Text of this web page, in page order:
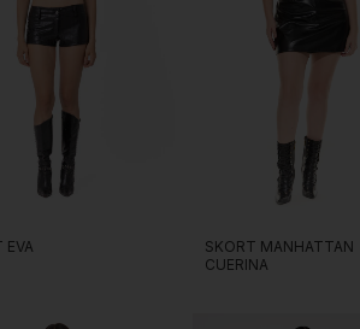
EVA
SKORT MANHATTAN
CUERINA